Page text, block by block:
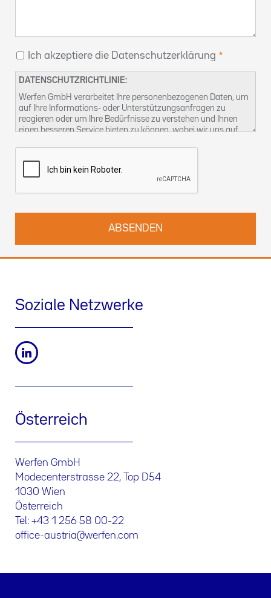
Ich akzeptiere die Datenschutzerklärung
DATENSCHUTZRICHTLINIE:
Werfen GmbH verarbeitet Ihre personenbezogenen Daten, um
auf Ihre Informations- oder Unterstützungsanfragen zu
reagieren oder um Ihre Bedürfnisse zu verstehen und Ihnen
einen besseren Service bieten zu können, wobei wir uns auf
ausüben können, finden Sie in unserer
Sie können uns auch unterkontact-dsb@althammer-kill.de
Soziale Netzwerke
Österreich
Werfen GmbH
Modecenterstrasse 22, Top D54
1030 Wien
Österreich
Tel: +43 1 256 58 00-22
office-austria@werfen.com